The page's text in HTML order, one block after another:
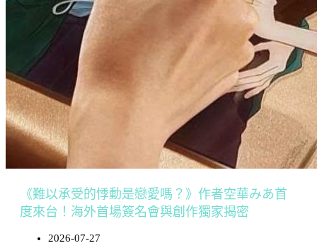
《難以承受的悸動是戀愛嗎？》作者空華みあ首
度來台！海外首場簽名會與創作獨家揭密
2026-07-27